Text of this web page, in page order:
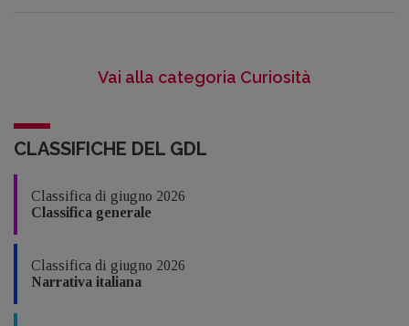
Vai alla categoria Curiosità
CLASSIFICHE DEL GDL
Classifica di giugno 2026
Classifica generale
Classifica di giugno 2026
Narrativa italiana